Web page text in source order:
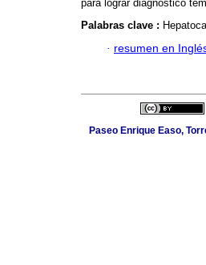
para lograr diagnóstico
Palabras clave :
· resumen en
Paseo Enrique Easo,